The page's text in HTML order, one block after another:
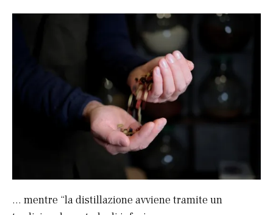
… mentre “la distillazione avviene tramite un